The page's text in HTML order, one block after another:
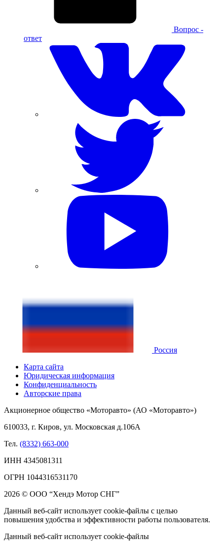
Вопрос -
ответ
Россия
Карта сайта
Юридическая информация
Конфиденциальность
Авторские права
Акционерное общество «Моторавто» (АО «Моторавто»)
610033, г. Киров, ул. Московская д.106А
Тел. (8332) 663-000
ИНН 4345081311
ОГРН 1044316531170
2026 © ООО “Хендэ Мотор СНГ”
Данный веб-сайт использует cookie-файлы с целью
повышения удобства и эффективности работы пользователя.
Данный веб-сайт использует cookie-файлы